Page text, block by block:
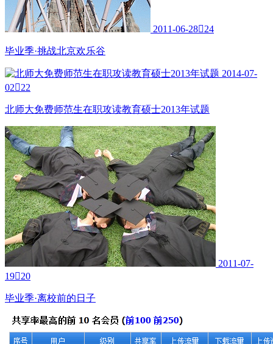
2011-06-2824
毕业季·挑战北京欢乐谷
2014-07-
0222
北师大免费师范生在职攻读教育硕士2013年试题
2011-07-
1920
毕业季·离校前的日子